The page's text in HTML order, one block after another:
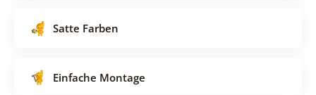
Satte Farben
Einfache Montage